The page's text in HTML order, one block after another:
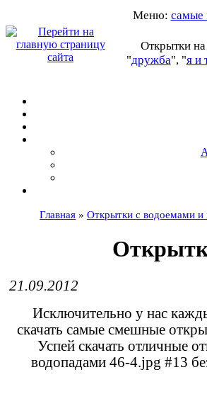
Меню: самые
Открытки
"дружба", "я и
А
Главная » Открытки с водоемами и
21.09.2012
Исключительно у нас
скачать самые смешные
Успей скачать отличные
водопадами 46-4.jpg #13